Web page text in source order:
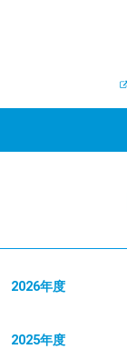
2026年度
2025年度